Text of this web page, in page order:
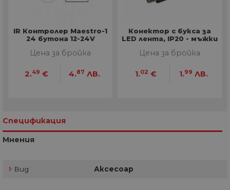
IR Контролер Maestro-1
24 бутона 12-24V
Цена за бройка
2.49 € 4.87 ЛВ.
Конектор с букса за
LED лента, IP20 - мъжки
Цена за бройка
1.02 € 1.99 ЛВ.
Спецификация
Мнения
Вид Аксесоар